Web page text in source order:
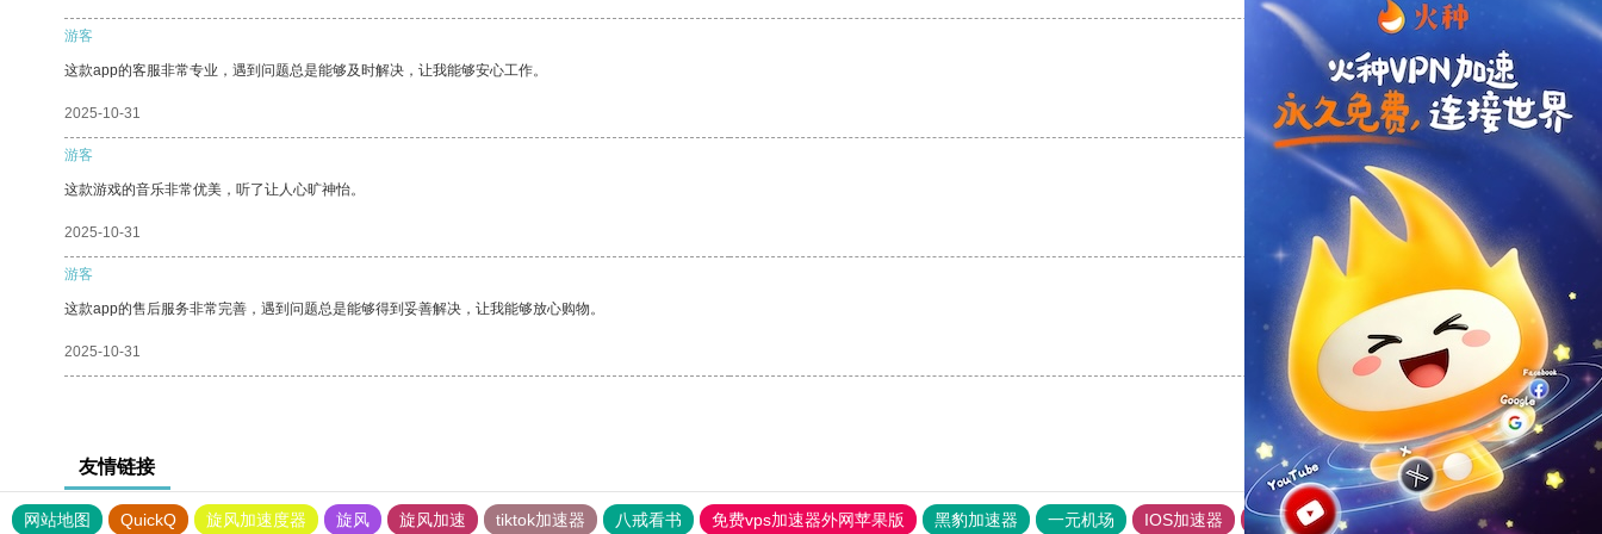
游客
这款app的客服非常专业，遇到问题总是能够及时解决，让我能够安心工作。
2025-10-31 支持[0] 反对[0]
游客
这款游戏的音乐非常优美，听了让人心旷神怡。
2025-10-31 支持[0] 反对
游客
这款app的售后服务非常完善，遇到问题总是能够得到妥善解决，让我能够放心购物。
2025-10-31 支持[0] 反对[0]
友情链接
网站地图 QuickQ 旋风加速度器 旋风 旋风加速 tiktok加速器 八戒看书 免费vps加速器外网苹果版 黑豹加速器 一元机场 IOS加速器 旋风加速度器 快连加速器app